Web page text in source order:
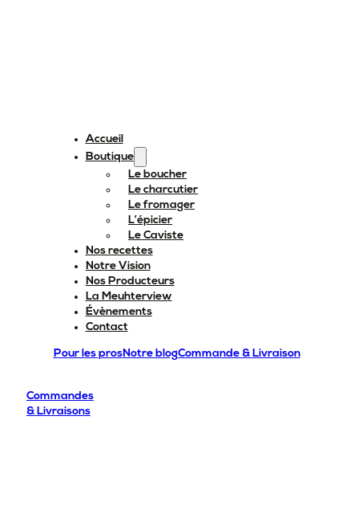
Accueil
Boutique
Le boucher
Le charcutier
Le fromager
L’épicier
Le Caviste
Nos recettes
Notre Vision
Nos Producteurs
La Meuhterview
Évènements
Contact
Pour les prosNotre blogCommande & Livraison
Commandes
& Livraisons